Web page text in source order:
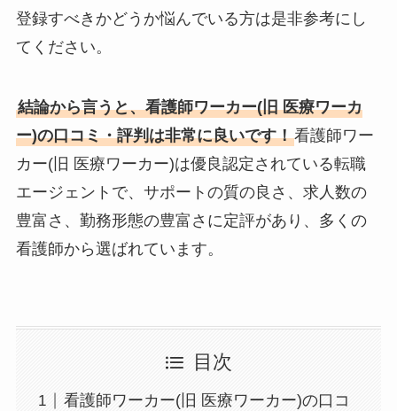
登録すべきかどうか悩んでいる方は是非参考にし
てください。
結論から言うと、看護師ワーカー(旧 医療ワーカ
ー)の口コミ・評判は非常に良いです！看護師ワー
カー(旧 医療ワーカー)は優良認定されている転職
エージェントで、サポートの質の良さ、求人数の
豊富さ、勤務形態の豊富さに定評があり、多くの
看護師から選ばれています。
目次
看護師ワーカー(旧 医療ワーカー)の口コ